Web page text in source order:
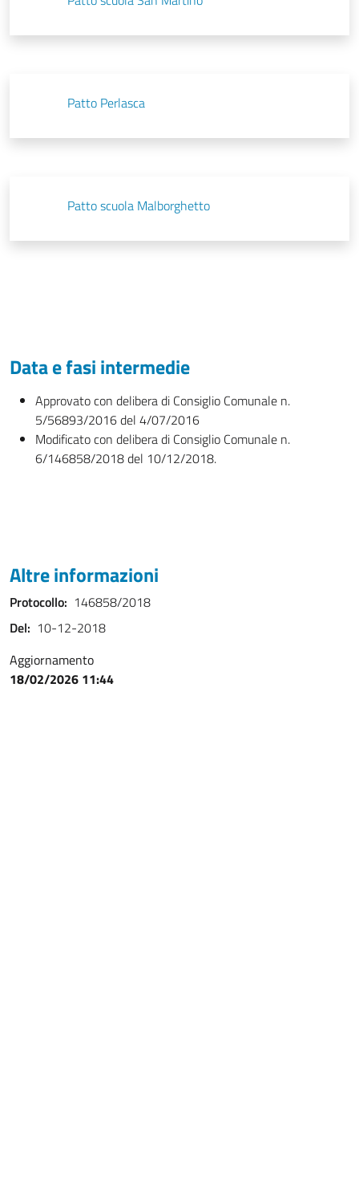
Patto Perlasca
Patto scuola Malborghetto
Data e fasi intermedie
Approvato con delibera di Consiglio Comunale n.
5/56893/2016 del 4/07/2016
Modificato con delibera di Consiglio Comunale n.
6/146858/2018 del 10/12/2018.
Altre informazioni
Protocollo: 146858/2018
Del: 10-12-2018
Aggiornamento
18/02/2026 11:44